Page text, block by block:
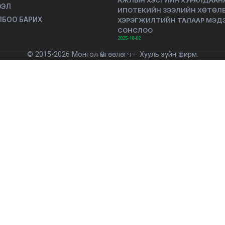
БАРИХ
ИПОТЕКИЙН ЗЭЭЛИЙН
ХЭРЭГЖИЛТИЙН ТАЛААР
СОНСЛОО
2025-10-02
© 2015-2026 Монгол Өмгөөлөгч – Хууль зүйн фирм.